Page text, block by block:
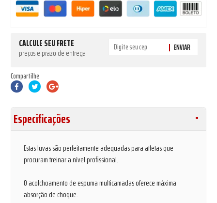
CALCULE SEU FRETE
preços e prazo de entrega ENVIAR
Compartilhe
Especificações
Estas luvas são perfeitamente adequadas para atletas que
procuram treinar a nível profissional.
O acolchoamento de espuma multicamadas oferece máxima
absorção de choque.